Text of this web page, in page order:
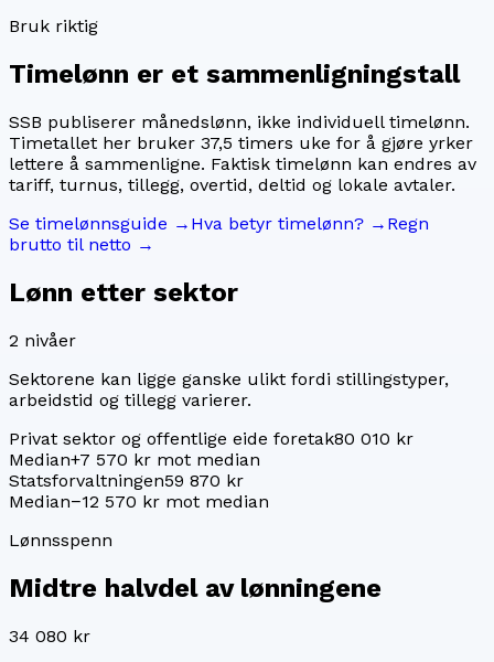
Bruk riktig
Timelønn er et sammenligningstall
SSB publiserer månedslønn, ikke individuell timelønn.
Timetallet her bruker 37,5 timers uke for å gjøre yrker
lettere å sammenligne. Faktisk timelønn kan endres av
tariff, turnus, tillegg, overtid, deltid og lokale avtaler.
Se timelønnsguide → Hva betyr timelønn? → Regn
brutto til netto →
Lønn etter sektor
2 nivåer
Sektorene kan ligge ganske ulikt fordi stillingstyper,
arbeidstid og tillegg varierer.
Privat sektor og offentlige eide foretak80 010 kr
Median+7 570 kr mot median
Statsforvaltningen59 870 kr
Median−12 570 kr mot median
Lønnsspenn
Midtre halvdel av lønningene
34 080 kr